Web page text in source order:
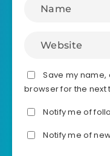
Save my name,
browser for the next
Notify me of
Notify me of